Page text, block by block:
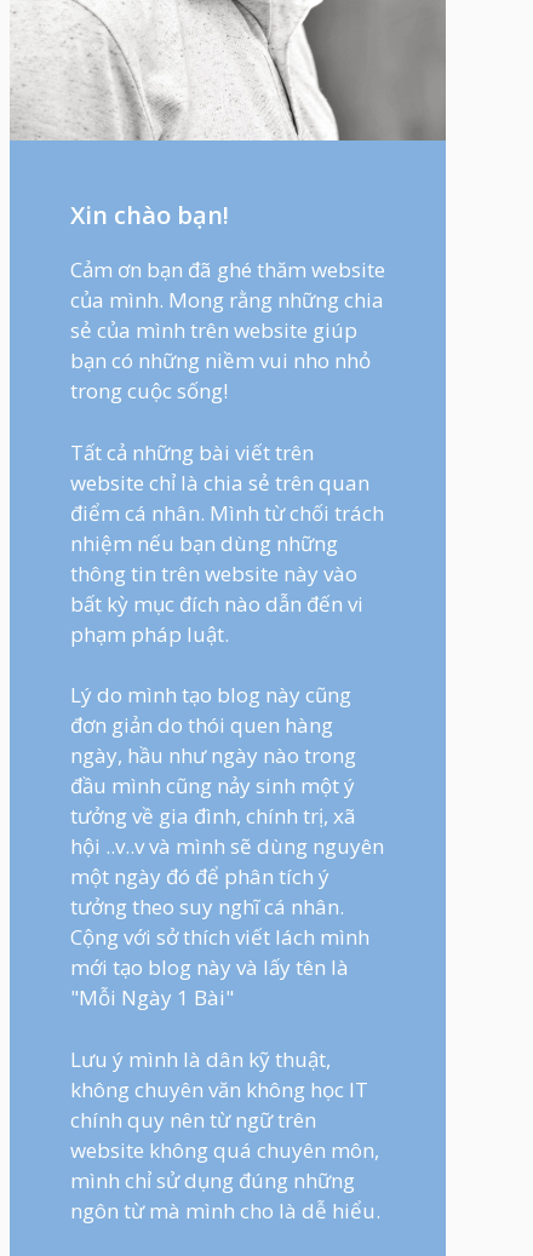
Xin chào bạn!
Cảm ơn bạn đã ghé thăm website
của mình. Mong rằng những chia
sẻ của mình trên website giúp
bạn có những niềm vui nho nhỏ
trong cuộc sống!
Tất cả những bài viết trên
website chỉ là chia sẻ trên quan
điểm cá nhân. Mình từ chối trách
nhiệm nếu bạn dùng những
thông tin trên website này vào
bất kỳ mục đích nào dẫn đến vi
phạm pháp luật.
Lý do mình tạo blog này cũng
đơn giản do thói quen hàng
ngày, hầu như ngày nào trong
đầu mình cũng nảy sinh một ý
tưởng về gia đình, chính trị, xã
hội ..v..v và mình sẽ dùng nguyên
một ngày đó để phân tích ý
tưởng theo suy nghĩ cá nhân.
Cộng với sở thích viết lách mình
mới tạo blog này và lấy tên là
"Mỗi Ngày 1 Bài"
Lưu ý mình là dân kỹ thuật,
không chuyên văn không học IT
chính quy nên từ ngữ trên
website không quá chuyên môn,
mình chỉ sử dụng đúng những
ngôn từ mà mình cho là dễ hiểu.